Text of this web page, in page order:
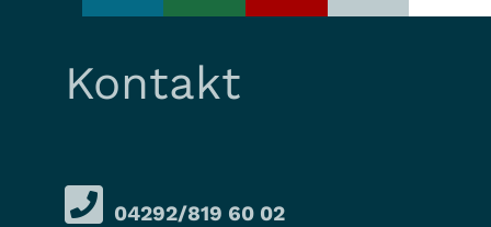
Kontakt
04292/819 60 02